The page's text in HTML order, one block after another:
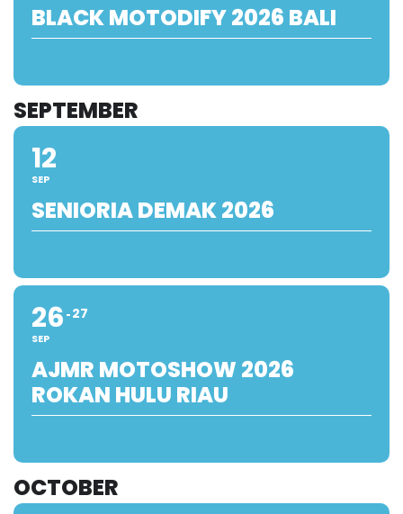
BLACK MOTODIFY 2026 BALI
SEPTEMBER
12
SEP
SENIORIA DEMAK 2026
26
SEP
27
AJMR MOTOSHOW 2026
ROKAN HULU RIAU
OCTOBER